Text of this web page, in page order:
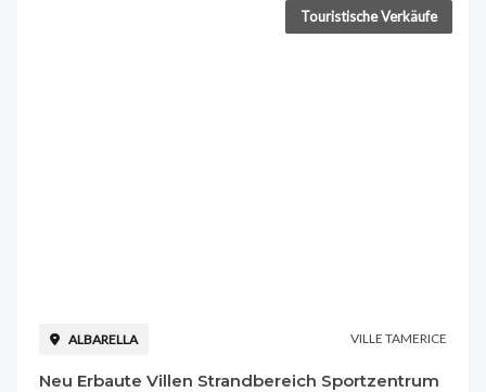
Touristische Verkäufe
ALBARELLA VILLE TAMERICE
Neu Erbaute Villen Strandbereich Sportzentrum